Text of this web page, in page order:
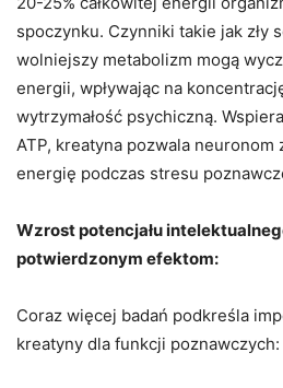
spoczynku. Czynniki takie jak zły
wolniejszy metabolizm mogą
energii, wpływając na
wytrzymałość psychiczną.
ATP, kreatyna pozwala neuronom
energię podczas stresu
Wzrost potencjału
potwierdzonym efektom:
Coraz więcej badań podkreśla
kreatyny dla funkcji poznawczych: